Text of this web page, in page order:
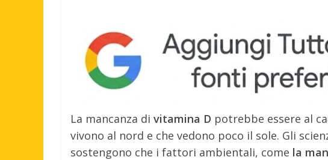
La mancanza di vitamina D potrebbe essere al
vivono al nord e che vedono poco il sole. Gli
sostengono che i fattori ambientali, come la